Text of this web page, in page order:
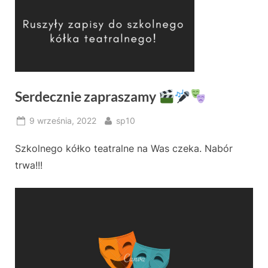
Serdecznie zapraszamy
Posted
9 września, 2022 By
sp10
Szkolnego kółko teatralne na Was czeka. Nabór
trwa!!!